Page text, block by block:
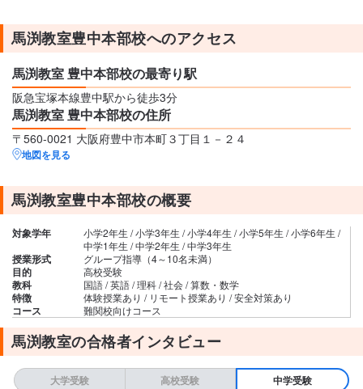
馬渕教室豊中本部校へのアクセス
馬渕教室 豊中本部校の最寄り駅
阪急宝塚本線豊中駅から徒歩3分
馬渕教室 豊中本部校の住所
〒560-0021 大阪府豊中市本町３丁目１－２４
地図を見る
馬渕教室豊中本部校の概要
対象学年
小学2年生 / 小学3年生 / 小学4年生 / 小学5年生 / 小学6年生 /
中学1年生 / 中学2年生 / 中学3年生
授業形式 グループ指導（4～10名未満）
目的 高校受験
教科 国語 / 英語 / 理科 / 社会 / 算数・数学
特徴 体験授業あり / リモート授業あり / 安全対策あり
コース 難関校向けコース
馬渕教室の合格者インタビュー
大学受験 高校受験 中学受験